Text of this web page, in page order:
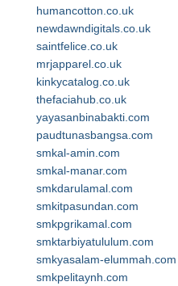
humancotton.co.uk
newdawndigitals.co.uk
saintfelice.co.uk
mrjapparel.co.uk
kinkycatalog.co.uk
thefaciahub.co.uk
yayasanbinabakti.com
paudtunasbangsa.com
smkal-amin.com
smkal-manar.com
smkdarulamal.com
smkitpasundan.com
smkpgrikamal.com
smktarbiyatululum.com
smkyasalam-elummah.com
smkpelitaynh.com